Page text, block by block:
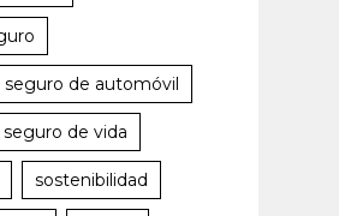
seguro de automóvil
seguro de vida
sostenibilidad